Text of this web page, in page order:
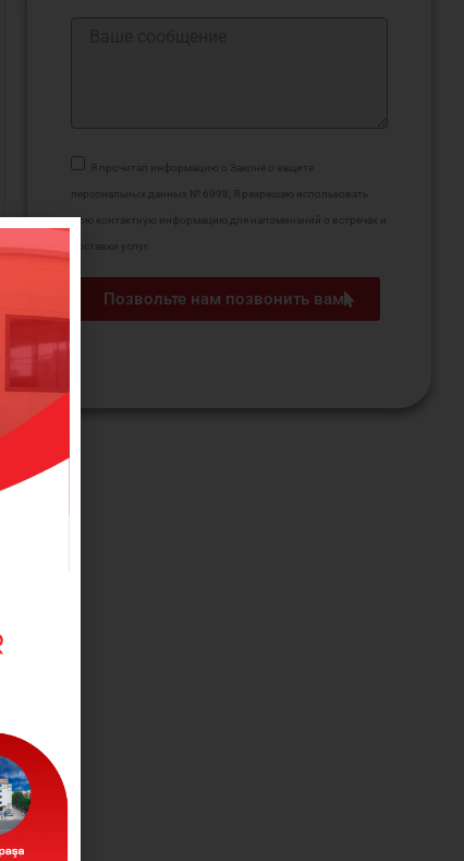
Я прочитал информацию о Законе о защите
персональных данных № 6998; Я разрешаю использовать
мою контактную информацию для напоминаний о встречах и
доставки услуг.
Позвольте нам позвонить вам
Вы можете связаться с нашими врачами